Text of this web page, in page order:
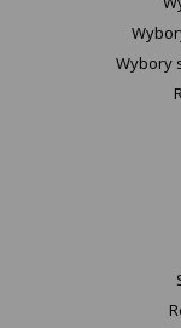
Wybory